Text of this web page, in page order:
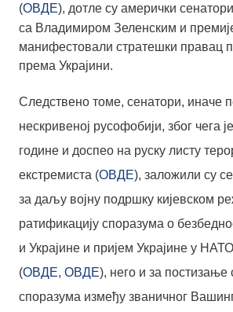
(ОВДЕ), дотле су амерички
са Владимиром Зеленским и
манифестовали стратешки правац
према Украјини.
Следствено томе, сенатори, иначе
нескривеној русофобији, због чега
године и доспео на руску листу
екстремиста (ОВДЕ), заложили су
за даљу војну подршку кијевском
ратификацију споразума о
и Украјине и пријем Украјине у
(ОВДЕ, ОВДЕ), него и за постизање
споразума између званичног